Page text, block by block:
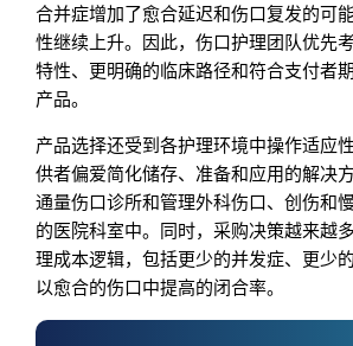
合并症增加了愈合延迟和伤口复发的可
性继续上升。因此，伤口护理团队优先
特性、更明确的临床路径和符合支付者
产品。
产品选择还受到各护理环境中操作适应
供者偏爱简化储存、准备和应用的解决
通量伤口诊所和管理外科伤口、创伤和
的医院科室中。同时，采购决策越来越
理成本逻辑，包括更少的并发症、更少
以愈合的伤口中提高的闭合率。